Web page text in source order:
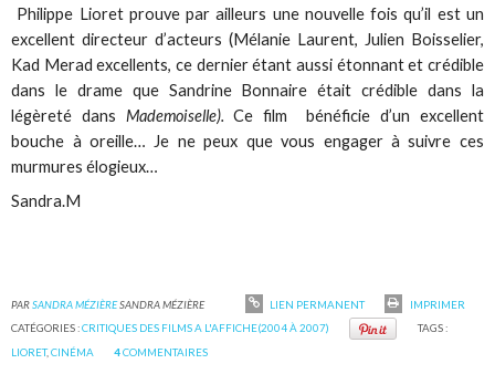
Philippe Lioret prouve par ailleurs une nouvelle fois qu’il est un
excellent directeur d’acteurs (Mélanie Laurent, Julien Boisselier,
Kad Merad excellents, ce dernier étant aussi étonnant et crédible
dans le drame que Sandrine Bonnaire était crédible dans la
légèreté dans Mademoiselle). Ce film bénéficie d’un excellent
bouche à oreille… Je ne peux que vous engager à suivre ces
murmures élogieux…
Sandra.M
PARSANDRA MÉZIÈRESANDRA MÉZIÈRE LIEN PERMANENT
IMPRIMER
CATÉGORIES :CRITIQUES DES FILMS A L'AFFICHE(2004 À 2007)
TAGS :
LIORET,CINÉMA 4COMMENTAIRES